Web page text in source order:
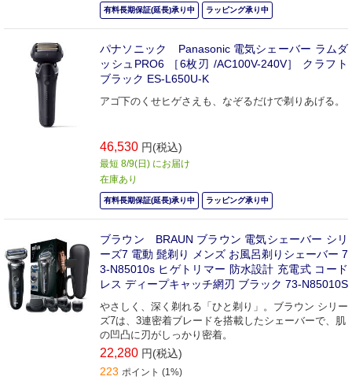
有料長期保証(延長)承り中 ラッピング承り中
パナソニック Panasonic 電気シェーバー ラムダ
ッシュPRO6 ［6枚刃 /AC100V-240V］ クラフト
ブラック ES-L650U-K
アゴ下のくせヒゲさえも、なぞるだけで剃りあげる。
46,530 円(税込)
最短 8/9(日) にお届け
在庫あり
有料長期保証(延長)承り中 ラッピング承り中
ブラウン BRAUN ブラウン 電気シェーバー シリ
ーズ7 電動 髭剃り メンズ お風呂剃りシェーバー 7
3-N85010s ヒゲトリマー 防水設計 充電式 コード
レス ディープキャッチ網刃 ブラック 73-N85010S
やさしく、深く剃れる「ひと剃り」。ブラウン シリー
ズ7は、3連密着ブレードを搭載したシェーバーで、肌
の凹凸に刃がしっかり密着。
22,280 円(税込)
223 ポイント (1%)